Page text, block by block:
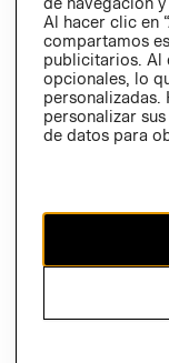
Ecuador ($)
CAMBIAR REGIÓN
El contenido de esta
Al hacer clic en
compartamos
publicitarios. Al
opcionales, lo
personalizadas.
personalizar
de datos para